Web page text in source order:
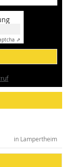
⇗
in Lampertheim